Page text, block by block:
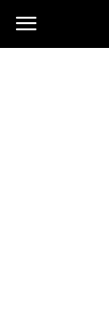
Ruszglowa.pl